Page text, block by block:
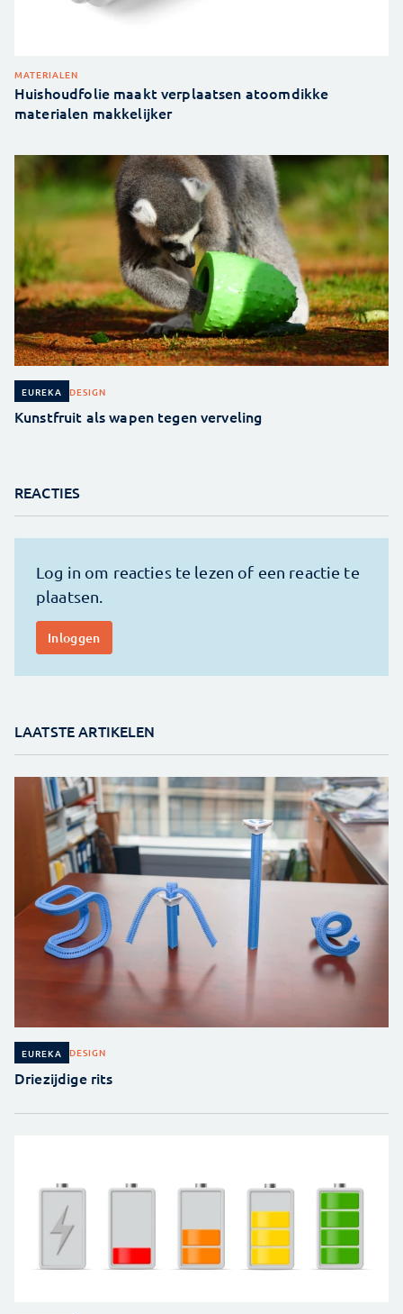
MATERIALEN
Huishoudfolie maakt verplaatsen atoomdikke
materialen makkelijker
EUREKA DESIGN
Kunstfruit als wapen tegen verveling
REACTIES
LAATSTE ARTIKELEN
EUREKA DESIGN
Driezijdige rits